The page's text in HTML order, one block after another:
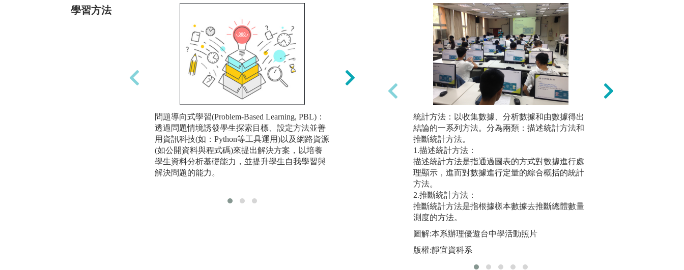
學習方法
問題導向式學習(Problem-Based Learning, PBL)：
透過問題情境誘發學生探索目標、設定方法並善
用資訊科技(如：Python等工具運用)以及網路資源
(如公開資料與程式碼)來提出解決方案，以培養
學生資料分析基礎能力，並提升學生自我學習與
解決問題的能力。
專案導向式學習：專案即是現實世界的真實案
例，使學生進入有意義的問題情景中，通過自主
探究和團隊合作來解決問題，結合業界資源於課
堂中導入 Capstone 專案，由業界專家出題，老師
引導學生解題，在過程中培養資料分析能力、問
題解決能力以及多元之資料分析視野。
統計方法：以收集數據、分析數據和由數據得出
結論的一系列方法。分為兩類：描述統計方法和
推斷統計方法。
1.描述統計方法：
描述統計方法是指通過圖表的方式對數據進行處
理顯示，進而對數據進行定量的綜合概括的統計
方法。
2.推斷統計方法：
推斷統計方法是指根據樣本數據去推斷總體數量
測度的方法。
圖解:本系辦理優遊台中學活動照片
版權:靜宜資科系